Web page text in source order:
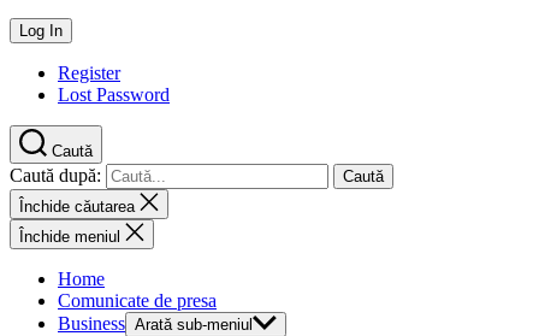
Register
Lost Password
Caută
Caută după:
Închide căutarea
Închide meniul
Home
Comunicate de presa
Business Arată sub-meniul